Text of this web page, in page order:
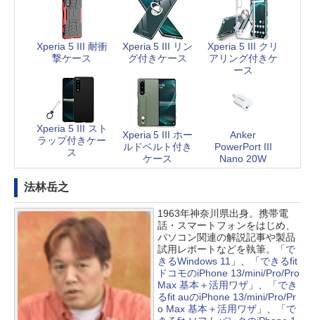
Xperia 5 III 耐衝
撃ケース
Xperia 5 III リン
グ付きケース
Xperia 5 III クリ
アリング付きケ
ース
Xperia 5 III スト
ラップ付きケー
ス
Xperia 5 III ホー
ルドベルト付き
ケース
Anker
PowerPort III
Nano 20W
法林岳之
1963年神奈川県出身。携帯電
話・スマートフォンをはじめ、
パソコン関連の解説記事や製品
試用レポートなどを執筆。「で
きるWindows 11 」、「できるfit
ドコモのiPhone 13/mini/Pro/Pro
Max 基本＋活用ワザ」、「でき
るfit auのiPhone 13/mini/Pro/Pr
o Max 基本＋活用ワザ」、「で